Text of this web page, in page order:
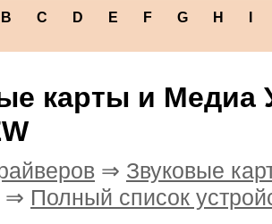
B C D E F G H
карты и Медиа
⇒ Звуковые
⇒ Полный список